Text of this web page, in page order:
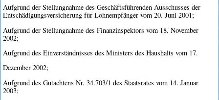
Aufgrund der Stellungnahme des Geschäftsführenden Ausschusses der
Entschädigungsversicherung für Lohnempfänger vom 20. Juni 2001;
Aufgrund der Stellungnahme des Finanzinspektors vom 18. November
2002;
Aufgrund des Einverständnisses des Ministers des Haushalts vom 17.
Dezember 2002;
Aufgrund des Gutachtens Nr. 34.703/1 des Staatsrates vom 14. Januar
2003;